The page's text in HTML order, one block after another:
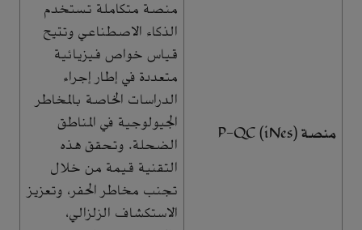
منصة P-QC (iNes)
منصة متكاملة تستخدم
الذكاء الاصطناعي وتتيح
قياس خواص فيزيائية
متعددة في إطار إجراء
الدراسات الخاصة بالمخاطر
الجيولوجية في المناطق
الضحلة. وتحقق هذه
التقنية قيمة من خلال
تجنب مخاطر الحفر، وتعزيز
الاستكشاف الزلزالي،